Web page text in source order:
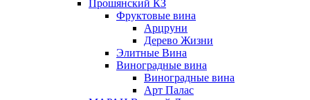
Прошянский КЗ
Фруктовые вина
Арцруни
Дерево Жизни
Элитные Вина
Виноградные вина
Виноградные вина
Арт Палас